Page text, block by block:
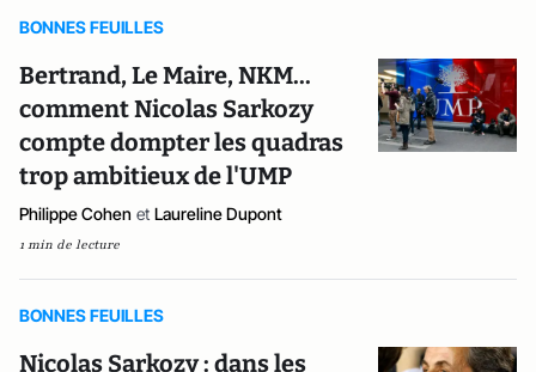
BONNES FEUILLES
Bertrand, Le Maire, NKM...
comment Nicolas Sarkozy
compte dompter les quadras
trop ambitieux de l'UMP
Philippe Cohen et Laureline Dupont
1 min de lecture
BONNES FEUILLES
Nicolas Sarkozy : dans les